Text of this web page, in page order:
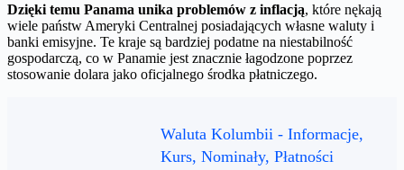
Dzięki temu Panama unika problemów z inflacją, które nękają
wiele państw Ameryki Centralnej posiadających własne waluty i
banki emisyjne. Te kraje są bardziej podatne na niestabilność
gospodarczą, co w Panamie jest znacznie łagodzone poprzez
stosowanie dolara jako oficjalnego środka płatniczego.
Waluta Kolumbii - Informacje,
Kurs, Nominały, Płatności